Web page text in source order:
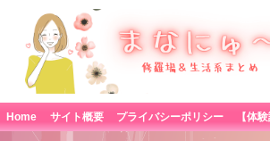
Home サイト概要 プライバシーポリシー